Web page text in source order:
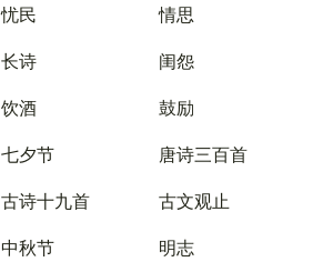
忧民
情思
长诗
闺怨
饮酒
鼓励
七夕节
唐诗三百首
古诗十九首
古文观止
中秋节 明志